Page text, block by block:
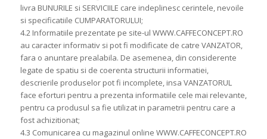
livra BUNURILE si SERVICIILE care indeplinesc cerintele, nevoile
si specificatiile CUMPARATORULUI;
4.2 Informatiile prezentate pe site-ul WWW.CAFFECONCEPT.RO
au caracter informativ si pot fi modificate de catre VANZATOR,
fara o anuntare prealabila. De asemenea, din considerente
legate de spatiu si de coerenta structurii informatiei,
descrierile produselor pot fi incomplete, insa VANZATORUL
face eforturi pentru a prezenta informatiile cele mai relevante,
pentru ca produsul sa fie utilizat in parametrii pentru care a
fost achizitionat;
4.3 Comunicarea cu magazinul online WWW.CAFFECONCEPT.RO